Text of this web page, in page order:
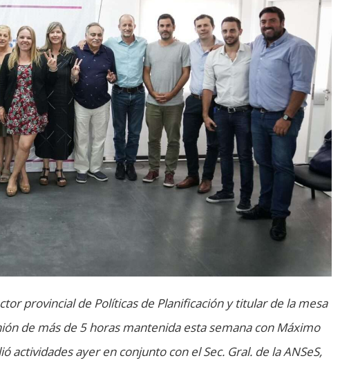
provincial de Políticas de Planificación y titular de la mesa
de más de 5 horas mantenida esta semana con Máximo
actividades ayer en conjunto con el Sec. Gral. de la ANSeS,